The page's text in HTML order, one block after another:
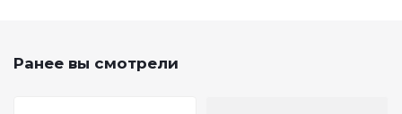
Ранее вы смотрели